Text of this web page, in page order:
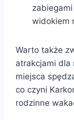
widokiem
Warto także
atrakcjami dla
miejsca
co czyni
rodzinne